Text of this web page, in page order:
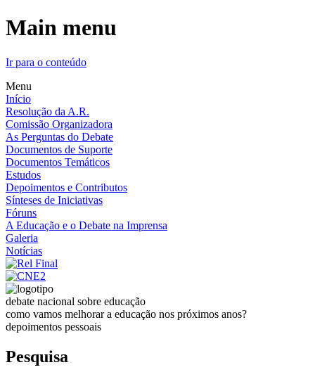
Main menu
Ir para o conteúdo
Menu
Início
Resolução da A.R.
Comissão Organizadora
As Perguntas do Debate
Documentos de Suporte
Documentos Temáticos
Estudos
Depoimentos e Contributos
Sínteses de Iniciativas
Fóruns
A Educação e o Debate na Imprensa
Galeria
Notícias
debate nacional sobre educação
como vamos melhorar a educação nos próximos anos?
depoimentos pessoais
Pesquisa